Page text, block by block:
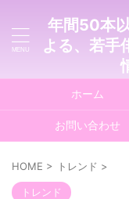
年間50本
よる、若手
ホーム
お問い合わせ
HOME > トレンド >
トレンド